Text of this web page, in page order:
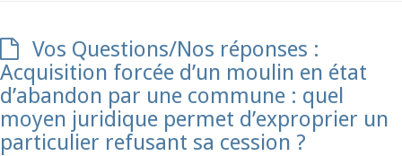
Vos Questions/Nos réponses :
Acquisition forcée d’un moulin en état
d’abandon par une commune : quel
moyen juridique permet d’exproprier un
particulier refusant sa cession ?